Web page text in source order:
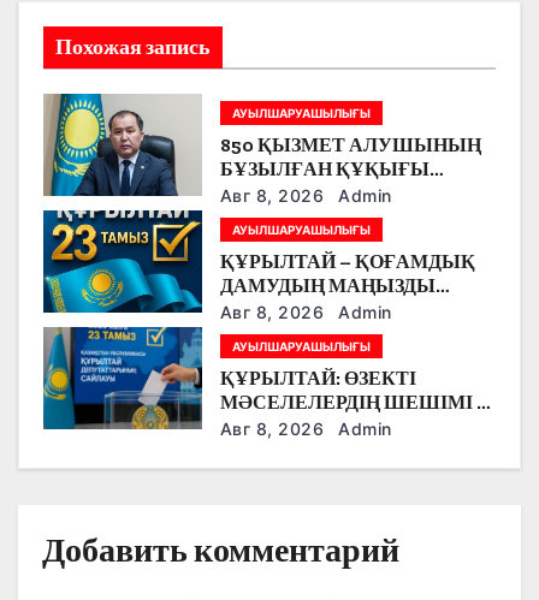
я
п
о
з
а
п
и
с
я
м
Похожая запись
АУЫЛШАРУАШЫЛЫҒЫ
850 ҚЫЗМЕТ АЛУШЫНЫҢ
БҰЗЫЛҒАН ҚҰҚЫҒЫ
ҚАЛПЫНА КЕЛТІРІЛДІ
Авг 8, 2026 Admin
АУЫЛШАРУАШЫЛЫҒЫ
ҚҰРЫЛТАЙ – ҚОҒАМДЫҚ
ДАМУДЫҢ МАҢЫЗДЫ
МӘСЕЛЕЛЕРІ
ТАЛҚЫЛАНАТЫН АЛАҢ
Авг 8, 2026 Admin
АУЫЛШАРУАШЫЛЫҒЫ
ҚҰРЫЛТАЙ: ӨЗЕКТІ
МӘСЕЛЕЛЕРДІҢ ШЕШІМІ –
ОРТАҚ ЖАУАПКЕРШІЛІКТЕ
Авг 8, 2026 Admin
Добавить комментарий